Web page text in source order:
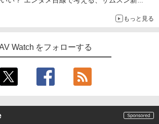
もっと見る
Watch をフォローする